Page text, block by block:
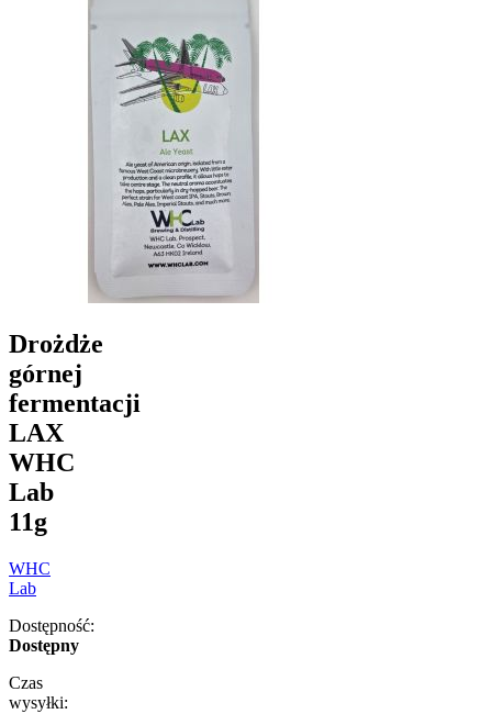
Drożdże
górnej
fermentacji
LAX
WHC
Lab
11g
WHC
Lab
Dostępność:
Dostępny
Czas
wysyłki: